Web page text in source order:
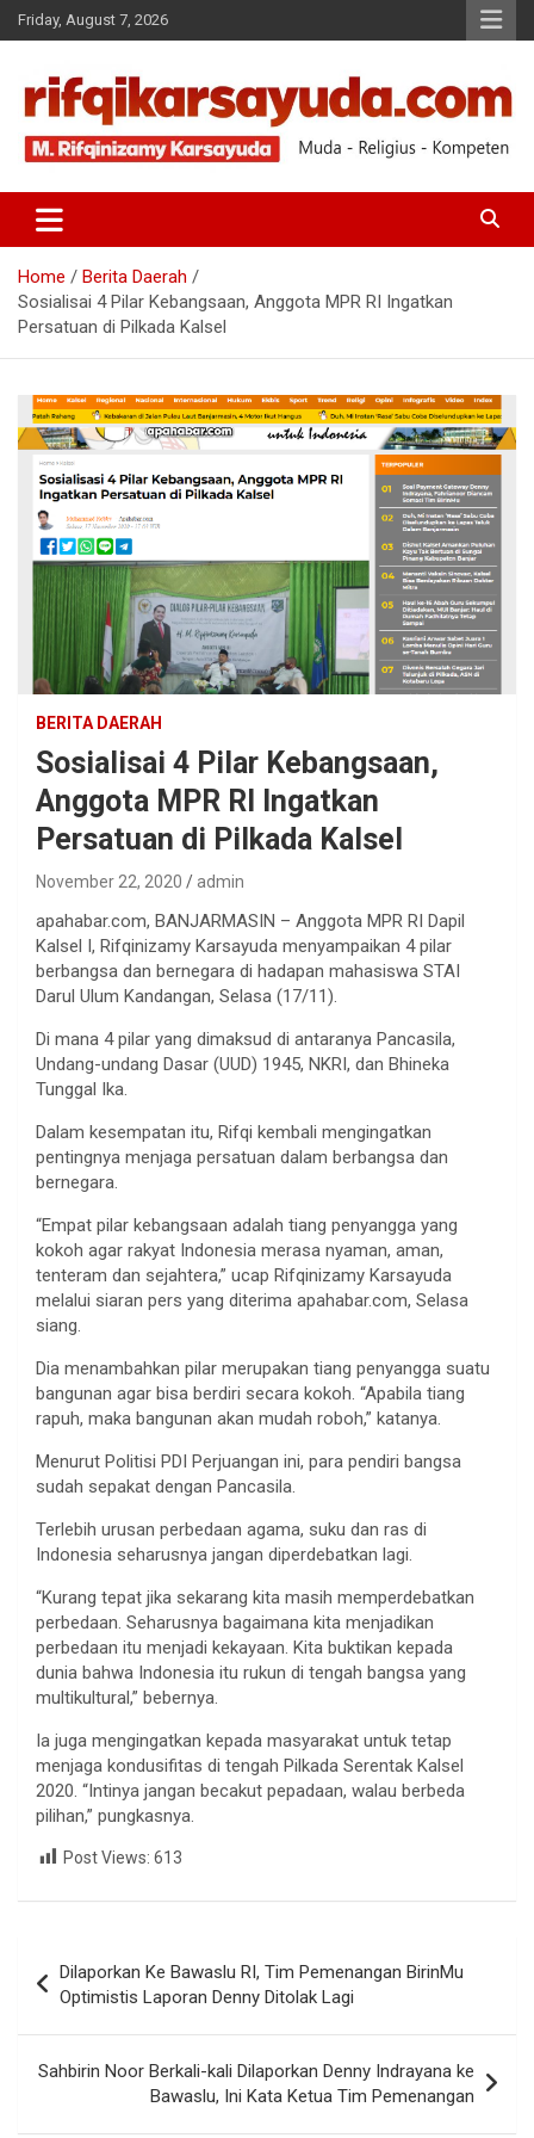
Friday, August 7, 2026
RIFQI KARSAYUDA
Home
Berita Daerah
Sosialisai 4 Pilar Kebangsaan, Anggota MPR RI Ingatkan
Persatuan di Pilkada Kalsel
BERITA DAERAH
Sosialisai 4 Pilar Kebangsaan,
Anggota MPR RI Ingatkan
Persatuan di Pilkada Kalsel
November 22, 2020 admin
apahabar.com, BANJARMASIN – Anggota MPR RI Dapil
Kalsel I, Rifqinizamy Karsayuda menyampaikan 4 pilar
berbangsa dan bernegara di hadapan mahasiswa STAI
Darul Ulum Kandangan, Selasa (17/11).
Di mana 4 pilar yang dimaksud di antaranya Pancasila,
Undang-undang Dasar (UUD) 1945, NKRI, dan Bhineka
Tunggal Ika.
Dalam kesempatan itu, Rifqi kembali mengingatkan
pentingnya menjaga persatuan dalam berbangsa dan
bernegara.
“Empat pilar kebangsaan adalah tiang penyangga yang
kokoh agar rakyat Indonesia merasa nyaman, aman,
tenteram dan sejahtera,” ucap Rifqinizamy Karsayuda
melalui siaran pers yang diterima apahabar.com, Selasa
siang.
Dia menambahkan pilar merupakan tiang penyangga suatu
bangunan agar bisa berdiri secara kokoh. “Apabila tiang
rapuh, maka bangunan akan mudah roboh,” katanya.
Menurut Politisi PDI Perjuangan ini, para pendiri bangsa
sudah sepakat dengan Pancasila.
Terlebih urusan perbedaan agama, suku dan ras di
Indonesia seharusnya jangan diperdebatkan lagi.
“Kurang tepat jika sekarang kita masih memperdebatkan
perbedaan. Seharusnya bagaimana kita menjadikan
perbedaan itu menjadi kekayaan. Kita buktikan kepada
dunia bahwa Indonesia itu rukun di tengah bangsa yang
multikultural,” bebernya.
Ia juga mengingatkan kepada masyarakat untuk tetap
menjaga kondusifitas di tengah Pilkada Serentak Kalsel
2020. “Intinya jangan becakut pepadaan, walau berbeda
pilihan,” pungkasnya.
Post Views: 613
Dilaporkan Ke Bawaslu RI, Tim Pemenangan BirinMu
Optimistis Laporan Denny Ditolak Lagi
Sahbirin Noor Berkali-kali Dilaporkan Denny Indrayana ke
Bawaslu, Ini Kata Ketua Tim Pemenangan